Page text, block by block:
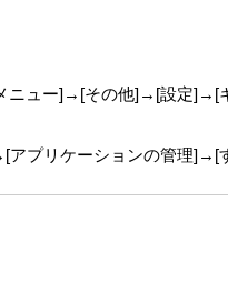
ニュー]→[その他]→[設定]→[
プリケーションの管理